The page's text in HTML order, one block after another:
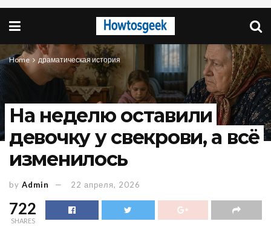
Home драматическая история
На неделю оставили
девочку у свекрови, а всё
изменилось
by Admin 22 апреля, 2026
722
SHARES